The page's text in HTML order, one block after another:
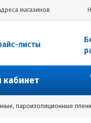
магазинов
листы
пароизоляционные